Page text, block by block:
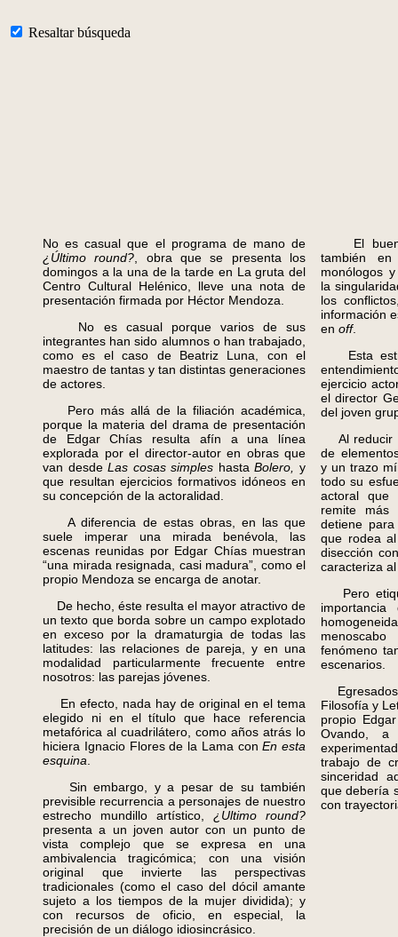
Resaltar búsqueda
No es casual que el programa de mano de
¿Último round? , obra que se presenta los
domingos a la una de la tarde en La gruta del
Centro Cultural Helénico, lleve una nota de
presentación firmada por Héctor Mendoza.
No es casual porque varios de sus
integrantes han sido alumnos o han trabajado,
como es el caso de Beatriz Luna, con el
maestro de tantas y tan distintas generaciones
de actores.
Pero más allá de la filiación académica,
porque la materia del drama de presentación
de Edgar Chías resulta afín a una línea
explorada por el director-autor en obras que
van desdeLas cosas simples hastaBolero,y
que resultan ejercicios formativos idóneos en
su concepción de la actoralidad.
A diferencia de estas obras, en las que
suele imperar una mirada benévola, las
escenas reunidas por Edgar Chías muestran
“una mirada resignada, casi madura”, como el
propio Mendoza se encarga de anotar.
De hecho, éste resulta el mayor atractivo de
un texto que borda sobre un campo explotado
en exceso por la dramaturgia de todas las
latitudes: las relaciones de pareja, y en una
modalidad particularmente frecuente entre
nosotros: las parejas jóvenes.
En efecto, nada hay de original en el tema
elegido ni en el título que hace referencia
metafórica al cuadrilátero, como años atrás lo
hiciera Ignacio Flores de la Lama conEn esta
esquina
Sin embargo, y a pesar de su también
previsible recurrencia a personajes de nuestro
estrecho mundillo artístico, ¿Ultimo round?
presenta a un joven autor con un punto de
vista complejo que se expresa en una
ambivalencia tragicómica; con una visión
original que invierte las perspectivas
tradicionales (como el caso del dócil amante
sujeto a los tiempos de la mujer dividida); y
con recursos de oficio, en especial, la
precisión de un diálogo idiosincrásico.
El buen
también
monólogos
la
los
información
en off.
Esta
ejercicio
el director
del joven
Al reducir
de
y un trazo
todo su
actoral que
remite
detiene
que rodea
disección
caracteriza
Pero
fenómeno
escenarios.
Egresados
Filosofía y
propio
Ovando,
trabajo de
sinceridad
que debería
con